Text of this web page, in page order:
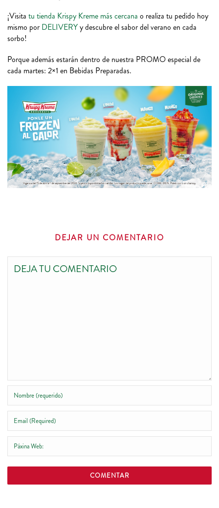
¡Visita tu tienda Krispy Kreme más cercana o realiza tu pedido hoy
mismo por DELIVERYy descubre el sabor del verano en cada
sorbo!
Porque además estarán dentro de nuestra PROMO especial de
cada martes: 2×1 en Bebidas Preparadas.
DEJAR UN COMENTARIO